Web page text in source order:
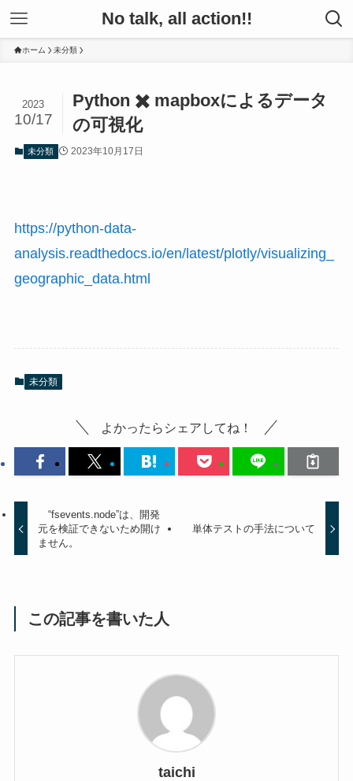
No talk, all action!!
ホーム 未分類
Python ✖️ mapboxによるデータ
の可視化
2023
10/17
未分類 2023年10月17日
https://python-data-
analysis.readthedocs.io/en/latest/plotly/visualizing_
geographic_data.html
未分類
よかったらシェアしてね！
“fsevents.node”は、開発
元を検証できないため開け
ません。
単体テストの手法について
この記事を書いた人
taichi